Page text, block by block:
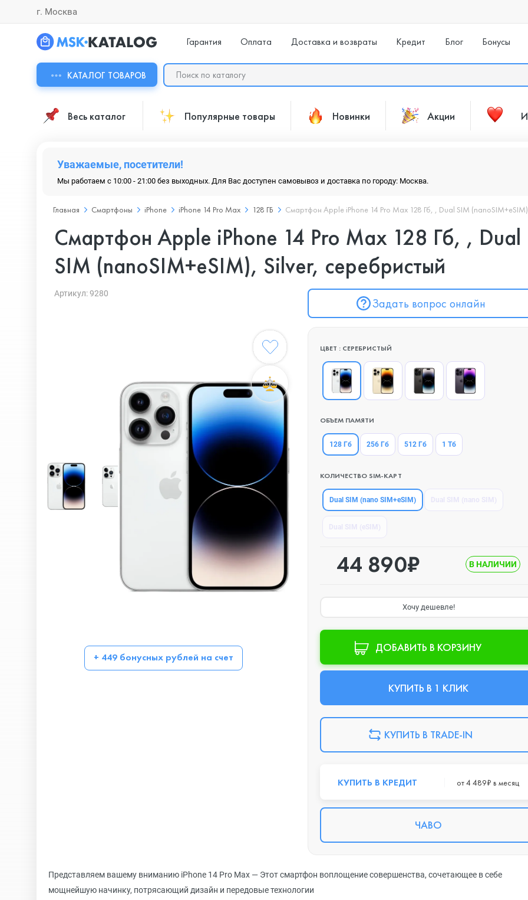
г. Москва
Гарантия Оплата Доставка и возвраты Кредит Блог Бонусы
КАТАЛОГ ТОВАРОВ
Весь каталог Популярные товары Новинки Акции
Уважаемые, посетители!
Мы работаем с 10:00 - 21:00 без выходных. Для Вас доступен самовывоз и доставка по городу: Москва.
Главная Смартфоны iPhone iPhone 14 Pro Max 128 ГБ Смартфон Apple iPhone 14 Pro Max 128 Гб, , Dual SIM
Смартфон Apple iPhone 14 Pro Max 128 Гб, , Dual
SIM (nanoSIM+eSIM), Silver, серебристый
Артикул: 9280
Задать вопрос онлайн
+ 449 бонусных рублей на счет
ЦВЕТ : СЕРЕБРИСТЫЙ
ОБЪЕМ ПАМЯТИ
128 Гб 256 Гб 512 Гб 1 Тб
КОЛИЧЕСТВО SIM-КАРТ
Dual SIM (nano SIM+eSIM)
44 890₽ В НАЛИЧИИ
Хочу дешевле!
ДОБАВИТЬ В КОРЗИНУ
КУПИТЬ В 1 КЛИК
КУПИТЬ В TRADE-IN
КУПИТЬ В КРЕДИТ от 4 489₽ в месяц
ЧАВО
Представляем вашему вниманию iPhone 14 Pro Max — Этот смартфон воплощение совершенства, сочетающее в себе
мощнейшую начинку, потрясающий дизайн и передовые технологии